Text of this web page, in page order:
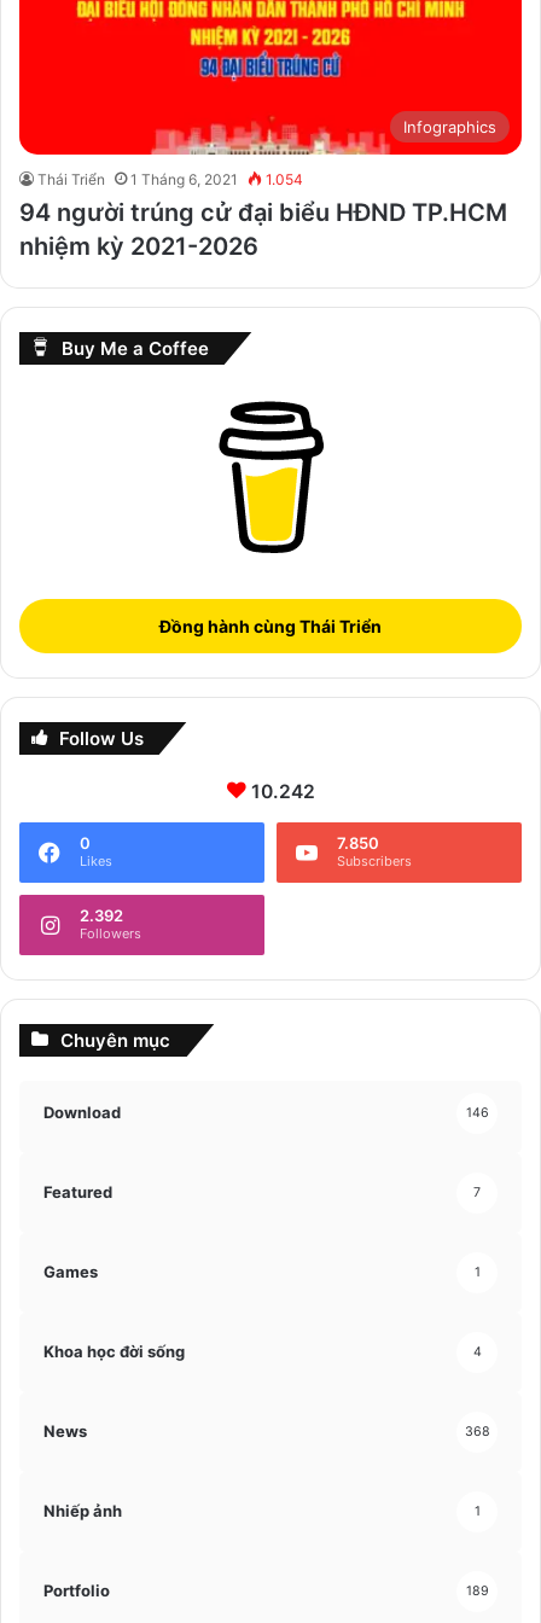
Infographics
Thái Triển 1 Tháng 6, 2021 1.054
94 người trúng cử đại biểu HĐND TP.HCM
nhiệm kỳ 2021-2026
Buy Me a Coffee
Đồng hành cùng Thái Triển
Follow Us
10.242
0
Likes
7.850
Subscribers
2.392
Followers
Chuyên mục
Download 146
Featured 7
Games 1
Khoa học đời sống 4
News 368
Nhiếp ảnh 1
Portfolio 189